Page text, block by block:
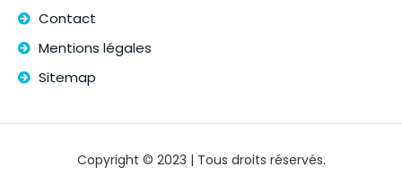
Contact
Mentions légales
Sitemap
Copyright © 2023 | Tous droits réservés.